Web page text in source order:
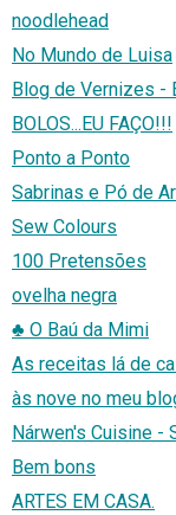
noodlehead
No Mundo de Luisa
Blog de Vernizes -
BOLOS...EU FAÇO!!!
Ponto a Ponto
Sabrinas e Pó de
Sew Colours
100 Pretensões
ovelha negra
♣ O Baú da Mimi
As receitas lá de
às nove no meu
Nárwen's Cuisine -
Bem bons
ARTES EM CASA.